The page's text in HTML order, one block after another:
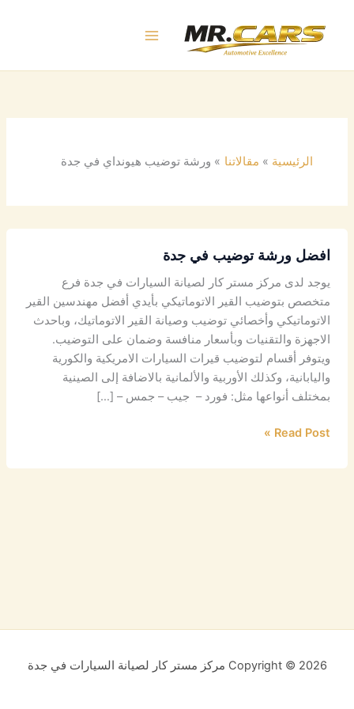
المحتوى
الرئيسية مقالاتنا ورشة توضيب هيونداي في جدة
افضل ورشة توضيب في جدة
يوجد لدى مركز مستر كار لصيانة السيارات في جدة فرع
متخصص بتوضيب القير الاتوماتيكي بأيدي أفضل مهندسين القير
الاتوماتيكي وأخصائي توضيب وصيانة القير الاتوماتيك، وباحدث
الاجهزة والتقنيات وبأسعار منافسة وضمان على التوضيب.
ويتوفر أقسام لتوضيب قيرات السيارات الامريكية والكورية
واليابانية، وكذلك الأوربية والألمانية بالاضافة إلى الصينية
بمختلف أنواعها مثل: فورد – جيب – جمس – […]
Read Post »
Copyright © 2026 مركز مستر كار لصيانة السيارات في جدة